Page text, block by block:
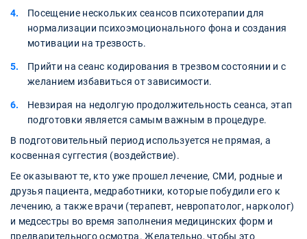
Посещение нескольких сеансов психотерапии для
нормализации психоэмоционального фона и создания
мотивации на трезвость.
Прийти на сеанс кодирования в трезвом состоянии и с
желанием избавиться от зависимости.
Невзирая на недолгую продолжительность сеанса, этап
подготовки является самым важным в процедуре.
В подготовительный период используется не прямая, а
косвенная суггестия (воздействие).
Ее оказывают те, кто уже прошел лечение, СМИ, родные и
друзья пациента, медработники, которые побудили его к
лечению, а также врачи (терапевт, невропатолог, нарколог)
и медсестры во время заполнения медицинских форм и
предварительного осмотра. Желательно, чтобы это